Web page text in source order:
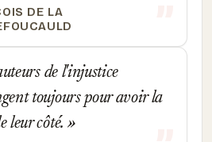
DE LA
de l'injustice
toujours pour avoir la
leur côté.